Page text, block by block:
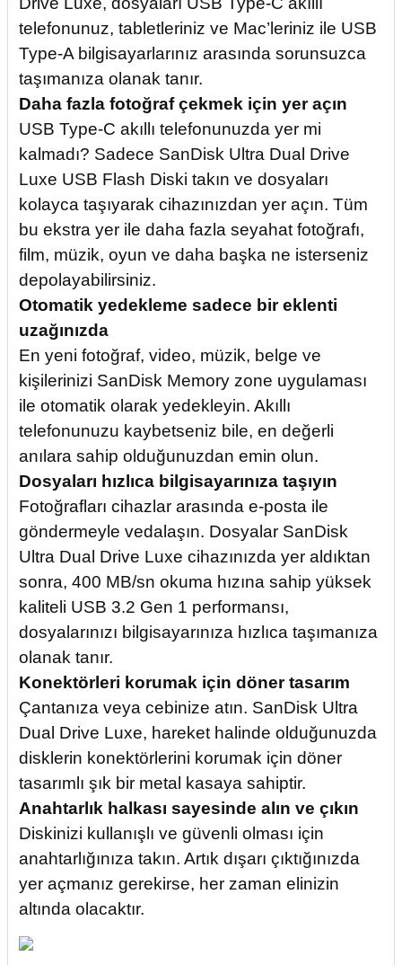
telefonunuz, tabletleriniz ve Mac’leriniz ile USB
Type-A bilgisayarlarınız arasında sorunsuzca
taşımanıza olanak tanır.
Daha fazla fotoğraf çekmek için yer açın
USB Type-C akıllı telefonunuzda yer mi
kalmadı? Sadece SanDisk Ultra Dual Drive
Luxe USB Flash Diski takın ve dosyaları
kolayca taşıyarak cihazınızdan yer açın. Tüm
bu ekstra yer ile daha fazla seyahat fotoğrafı,
film, müzik, oyun ve daha başka ne isterseniz
depolayabilirsiniz.
Otomatik yedekleme sadece bir eklenti
uzağınızda
En yeni fotoğraf, video, müzik, belge ve
kişilerinizi SanDisk Memory zone uygulaması
ile otomatik olarak yedekleyin. Akıllı
telefonunuzu kaybetseniz bile, en değerli
anılara sahip olduğunuzdan emin olun.
Dosyaları hızlıca bilgisayarınıza taşıyın
Fotoğrafları cihazlar arasında e-posta ile
göndermeyle vedalaşın. Dosyalar SanDisk
Ultra Dual Drive Luxe cihazınızda yer aldıktan
sonra, 400 MB/sn okuma hızına sahip yüksek
kaliteli USB 3.2 Gen 1 performansı,
dosyalarınızı bilgisayarınıza hızlıca taşımanıza
olanak tanır.
Konektörleri korumak için döner tasarım
Çantanıza veya cebinize atın. SanDisk Ultra
Dual Drive Luxe, hareket halinde olduğunuzda
disklerin konektörlerini korumak için döner
tasarımlı şık bir metal kasaya sahiptir.
Anahtarlık halkası sayesinde alın ve çıkın
Diskinizi kullanışlı ve güvenli olması için
anahtarlığınıza takın. Artık dışarı çıktığınızda
yer açmanız gerekirse, her zaman elinizin
altında olacaktır.